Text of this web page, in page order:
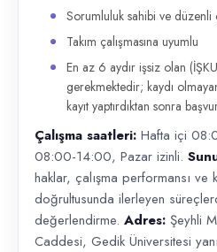
Sorumluluk sahibi ve düzenli
Takım çalışmasına uyumlu
En az 6 aydır işsiz olan
gerekmektedir; kaydı
kayıt yaptırdıktan sonra
Çalışma saatleri: Hafta içi
08:00-14:00, Pazar izinli.
haklar, çalışma performansı ve
doğrultusunda ilerleyen
değerlendirme. Adres: Şeyhli
Caddesi, Gedik Üniversitesi